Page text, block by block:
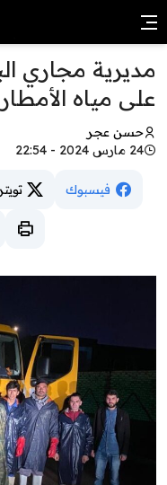
مديرية مجاري
على مياه
حسن عجر
24 مارس 2024 - 22:54
فيسبوك تويتر